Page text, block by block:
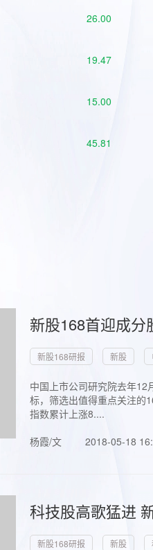
26.00
19.47
15.00
45.81
新股168首迎成
新股168研报 新股
中国上市公司研究院去年
标，筛选出值得重点关注的
指数累计上涨8....
杨霞/文
2018-05-18
科技股高歌猛进
新股168研报 新股